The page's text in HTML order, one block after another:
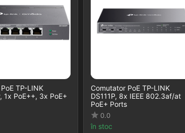
TP-LINK
1x PoE++, 3x PoE+
Comutator PoE TP-LINK
DS111P, 8x IEEE 802.3af/at
PoE+ Ports
0.0
în stoc